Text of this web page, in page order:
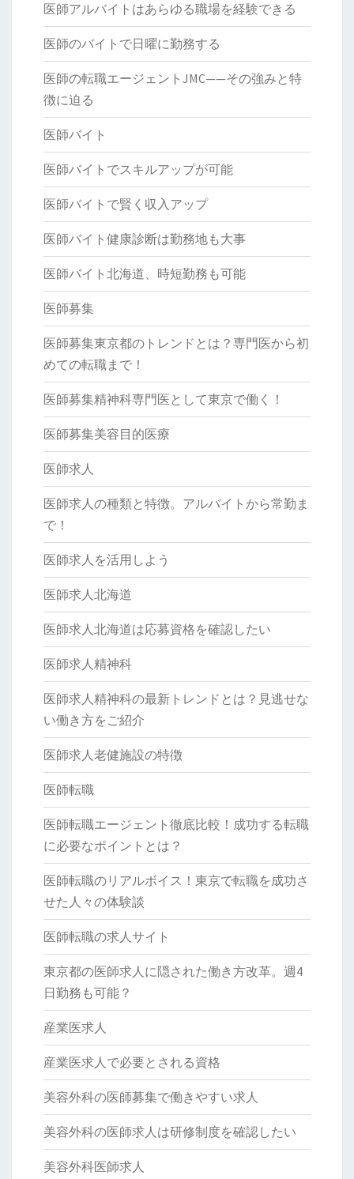
医師アルバイトはあらゆる職場を経験できる
医師のバイトで日曜に勤務する
医師の転職エージェントJMC——その強みと特
徴に迫る
医師バイト
医師バイトでスキルアップが可能
医師バイトで賢く収入アップ
医師バイト健康診断は勤務地も大事
医師バイト北海道、時短勤務も可能
医師募集
医師募集東京都のトレンドとは？専門医から初
めての転職まで！
医師募集精神科専門医として東京で働く！
医師募集美容目的医療
医師求人
医師求人の種類と特徴。アルバイトから常勤ま
で！
医師求人を活用しよう
医師求人北海道
医師求人北海道は応募資格を確認したい
医師求人精神科
医師求人精神科の最新トレンドとは？見逃せな
い働き方をご紹介
医師求人老健施設の特徴
医師転職
医師転職エージェント徹底比較！成功する転職
に必要なポイントとは？
医師転職のリアルボイス！東京で転職を成功さ
せた人々の体験談
医師転職の求人サイト
東京都の医師求人に隠された働き方改革。週4
日勤務も可能？
産業医求人
産業医求人で必要とされる資格
美容外科の医師募集で働きやすい求人
美容外科の医師求人は研修制度を確認したい
美容外科医師求人